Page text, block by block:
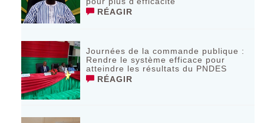
RÉAGIR
Journées de la commande publique :
Rendre le système efficace pour
atteindre les résultats du PNDES
RÉAGIR